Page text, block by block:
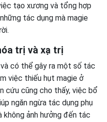
tạo xương và tổng hợp
tác dụng mà magie
trị và xạ trị
có thể gây ra một số tác
việc thiếu hụt magie ở
cứu cũng cho thấy, việc bổ
ngăn ngừa tác dụng phụ
ảnh hưởng đến tác